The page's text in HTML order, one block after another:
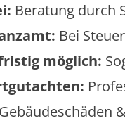
Beratung durch
Bei
möglich:
Gebäudeschäden